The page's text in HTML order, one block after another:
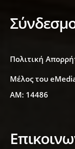
Πολιτική
Μέλος του
ΑΜ: 14486